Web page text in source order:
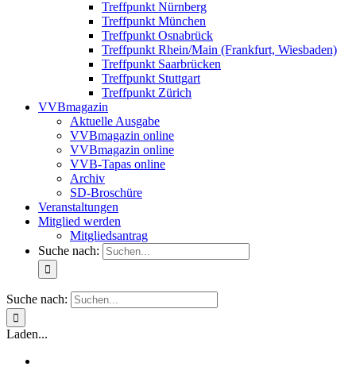
Treffpunkt Nürnberg
Treffpunkt München
Treffpunkt Osnabrück
Treffpunkt Rhein/Main (Frankfurt, Wiesbaden)
Treffpunkt Saarbrücken
Treffpunkt Stuttgart
Treffpunkt Zürich
VVBmagazin
Aktuelle Ausgabe
VVBmagazin online
VVBmagazin online
VVB-Tapas online
Archiv
SD-Broschüre
Veranstaltungen
Mitglied werden
Mitgliedsantrag
Suche nach:
Suche nach:
Laden...